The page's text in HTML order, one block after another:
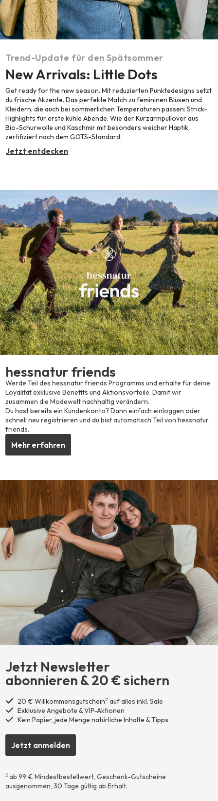
Trend-Update für den Spätsommer
New Arrivals: Little Dots
Get ready for the new season. Mit reduzierten Punktedesigns setzt
du frische Akzente. Das perfekte Match zu femininen Blusen und
Kleidern, die auch bei sommerlichen Temperaturen passen: Strick-
Highlights für erste kühle Abende. Wie der Kurzarmpullover aus
Bio-Schurwolle und Kaschmir mit besonders weicher Haptik,
zertifiziert nach dem GOTS-Standard.
Jetzt entdecken
hessnatur friends
Werde Teil des hessnatur friends Programms und erhalte für deine
Loyalität exklusive Benefits und Aktionsvorteile. Damit wir
zusammen die Modewelt nachhaltig verändern.
Du hast bereits ein Kundenkonto? Dann einfach einloggen oder
schnell neu registrieren und du bist automatisch Teil von hessnatur
friends.
Mehr erfahren
Jetzt Newsletter
abonnieren ​& 20 € sichern
20 € Willkommensgutschein2 auf alles inkl. Sale
Exklusive Angebote & VIP-Aktionen
Kein Papier, jede Menge natürliche Inhalte & Tipps
Jetzt anmelden
2 ab 99 € Mindestbestellwert, Geschenk-Gutscheine
ausgenommen, 30 Tage gültig ab Erhalt.